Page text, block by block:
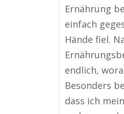
Ernährung
einfach
Hände fiel.
endlich,
Besonders
dass ich